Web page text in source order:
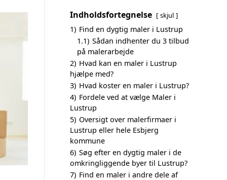
Indholdsfortegnelse skjul
1) Find en dygtig maler i Lustrup
1.1) Sådan indhenter du 3 tilbud
på malerarbejde
2) Hvad kan en maler i Lustrup
hjælpe med?
3) Hvad koster en maler i Lustrup?
4) Fordele ved at vælge Maler i
Lustrup
5) Oversigt over malerfirmaer i
Lustrup eller hele Esbjerg
kommune
6) Søg efter en dygtig maler i de
omkringliggende byer til Lustrup?
7) Find en maler i andre dele af